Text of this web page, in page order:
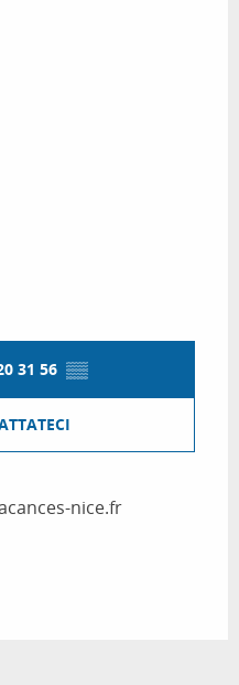
31 56 ▒▒
nice.fr